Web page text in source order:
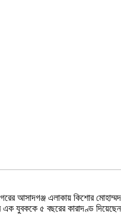
আসাদগঞ্জ এলাকায় কিশোর
যুবককে ৫ বছরের কারাদণ্ড